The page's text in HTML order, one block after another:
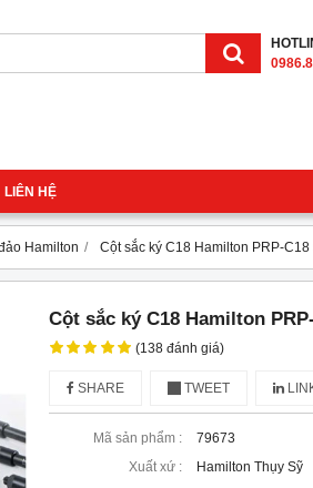
LIÊN HỆ
Hamilton Cột sắc ký C18 Hamilton PRP-
Cột sắc ký C18 Hamilton
(138 đánh giá)
SHARE TWEET
Mã sản phẩm :
79673
Xuất xứ :
Hamilton Thụy Sỹ